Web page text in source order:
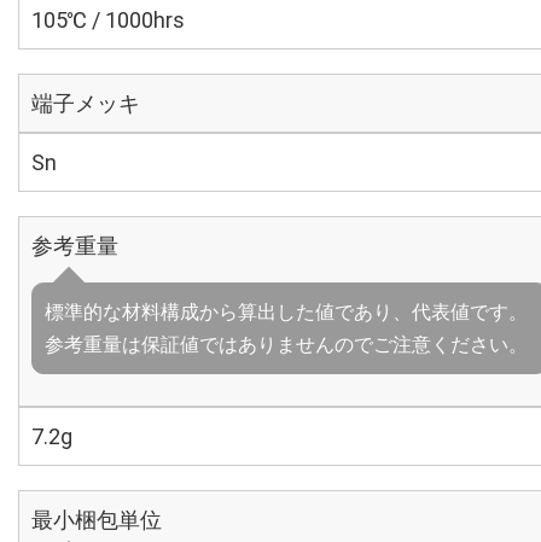
105℃ / 1000hrs
端子メッキ
Sn
参考重量
標準的な材料構成から算出した値であり、代表値です。
参考重量は保証値ではありませんのでご注意ください。
7.2g
最小梱包単位